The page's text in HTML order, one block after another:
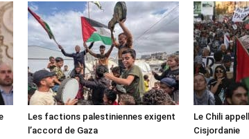
Les factions palestiniennes exigent
l’accord de Gaza
Le Chili
Cisjordanie